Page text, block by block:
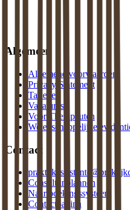
Algemeen
Algemene voorwaarden
Privacy Statement
Tarieven
Vacatures
Voor Therapeuten
Wetenschappelijke
Contact
Consult inplannen
Naar boekingssysteem
Contactpagina